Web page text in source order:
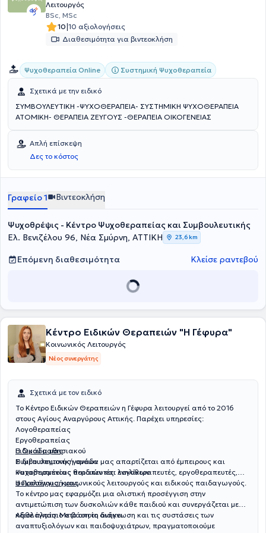
τη σεξουαλική κακοποίηση και τη διαταραχή μετατραυματικού
στρες σε διεθνές επιστημονικό περιοδικό. Κατέχει άδεια ασκήσεως
επαγγέλματος και είναι ενεργό μέλος του Συνδέσμου Κοινωνικών
Λειτουργών Ελλάδος και της Ελληνικής Εταιρείας Εφηβικής
Λειτουργός
BSc, MSc
10|10 αξιολογήσεις
Διαθεσιμότητα για βιντεοκλήση
Ψυχοθεραπεία Online Συστημική Ψυχοθεραπεία
Σχετικά με την ειδικό
ΣΥΜΒΟΥΛΕΥΤΙΚΗ -ΨΥΧΟΘΕΡΑΠΕΙΑ- ΣΥΣΤΗΜΙΚΗ ΨΥΧΟΘΕΡΑΠΕΙΑ
ΑΤΟΜΙΚΗ- ΘΕΡΑΠΕΙΑ ΖΕΥΓΟΥΣ -ΘΕΡΑΠΕΙΑ ΟΙΚΟΓΕΝΕΙΑΣ
Απλή επίσκεψη
Δες το κόστος
Γραφείο 1 Βιντεοκλήση
Ψυχοθρέψις - Κέντρο Ψυχοθεραπείας και Συμβουλευτικής
Ελ. Βενιζέλου 96, Νέα Σμύρνη, ΑΤΤΙΚΗ
23,6 km
Επόμενη διαθεσιμότητα Κλείσε ραντεβού
Κέντρο Ειδικών Θεραπειών "Η Γέφυρα"
Κοινωνικός Λειτουργός
Νέος συνεργάτης
Σχετικά με τον ειδικό
Το Κέντρο Ειδικών Θεραπειών η Γέφυρα λειτουργεί από το 2016
στους Αγίους Αναργύρους Αττικής. Παρέχει υπηρεσίες:
Λογοθεραπείας
Εργοθεραπείας
Ειδικού μαθησιακού
Συμβουλευτικής γονέων
Ψυχοθεραπείας παιδιών και ενηλίκων
Η Ομάδα μας
Η διεπιστημονική ομάδα μας απαρτίζεται από έμπειρους και
καταρτισμένους θεραπευτές: λογοθεραπευτές, εργοθεραπευτές,
ψυχολόγους, κοινωνικούς λειτουργούς και ειδικούς παιδαγωγούς.
Η Προσέγγισή μας
Το κέντρο μας εφαρμόζει μια ολιστική προσέγγιση στην
αντιμετώπιση των δυσκολιών κάθε παιδιού και συνεργάζεται με
κάθε πλαίσιο στο οποίο ανήκει.
Αξιολόγηση: Με βάση τη διάγνωση και τις συστάσεις των
αναπτυξιολόγων και παιδοψυχιάτρων, πραγματοποιούμε